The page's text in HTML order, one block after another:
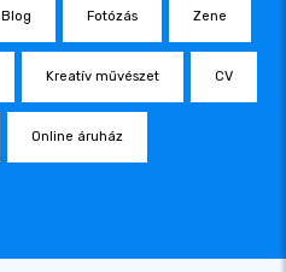
Blog Fotózás Zene
Kreatív művészet CV
Online áruház